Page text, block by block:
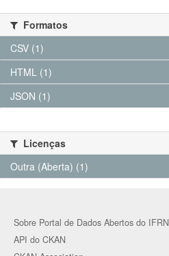
Formatos
CSV (1)
HTML (1)
JSON (1)
Licenças
Outra (Aberta) (1)
Sobre Portal de Dados Abertos do IFRN
API do CKAN